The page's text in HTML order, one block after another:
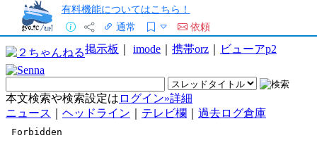
有料機能についてはこちら！
通常
依頼